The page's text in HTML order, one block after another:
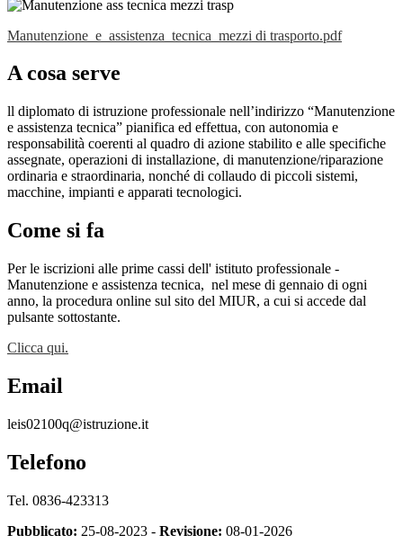
Manutenzione_e_assistenza_tecnica_mezzi di trasporto.pdf
A cosa serve
ll diplomato di istruzione professionale nell’indirizzo “Manutenzione
e assistenza tecnica” pianifica ed effettua, con autonomia e
responsabilità coerenti al quadro di azione stabilito e alle specifiche
assegnate, operazioni di installazione, di manutenzione/riparazione
ordinaria e straordinaria, nonché di collaudo di piccoli sistemi,
macchine, impianti e apparati tecnologici.
Come si fa
Per le iscrizioni alle prime cassi dell' istituto professionale -
Manutenzione e assistenza tecnica, nel mese di gennaio di ogni
anno, la procedura online sul sito del MIUR, a cui si accede dal
pulsante sottostante.
Clicca qui.
Email
leis02100q@istruzione.it
Telefono
Tel. 0836-423313
Pubblicato: 25-08-2023 - Revisione: 08-01-2026